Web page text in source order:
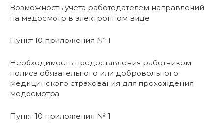
Возможность учета работодателем направлений
на медосмотр в электронном виде
Пункт 10 приложения № 1
Необходимость предоставления работником
полиса обязательного или добровольного
медицинского страхования для прохождения
медосмотра
Пункт 10 приложения № 1